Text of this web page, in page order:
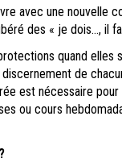
avec une nouvelle
des « je dois…, il
quand elles
de
est nécessaire
ou cours